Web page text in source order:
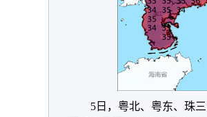
5日，粤北、粤东、珠